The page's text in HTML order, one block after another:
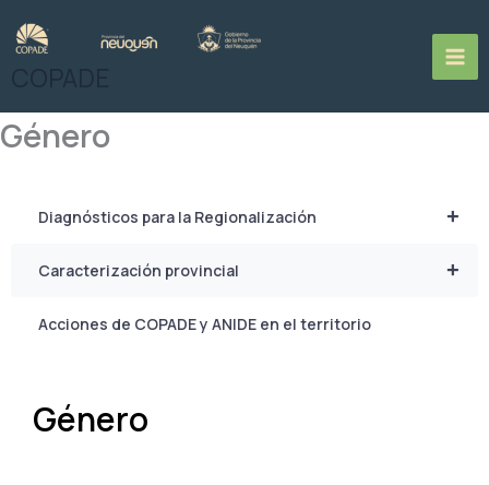
contenido
Género
+
Diagnósticos para la Regionalización
+
Caracterización provincial
Acciones de COPADE y ANIDE en el territorio
Género